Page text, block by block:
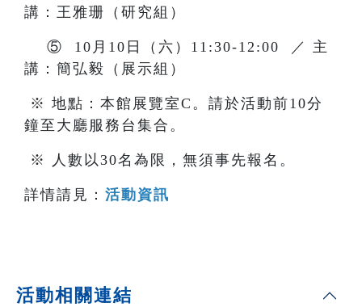
講：王雅珊（研究組）
⑤ 10月10日（六）11:30-12:00 ／ 主
講：簡弘毅（展示組）
※ 地點：本館展覽室C。請於活動前10分
鐘至大廳服務台集合。
※ 人數以30名為限，無須事先報名。
詳情請見： 活動資訊
活動相關連結